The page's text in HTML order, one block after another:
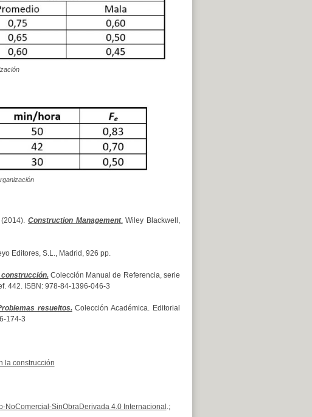
Construction Management.Wiley Blackwell,
Editores, S.L., Madrid, 926 pp.
Colección Manual de Referencia, serie
442. ISBN: 978-84-1396-046-3
resueltos.Colección Académica. Editorial
174-3
la construcción
NoComercial-SinObraDerivada 4.0 Internacional .;